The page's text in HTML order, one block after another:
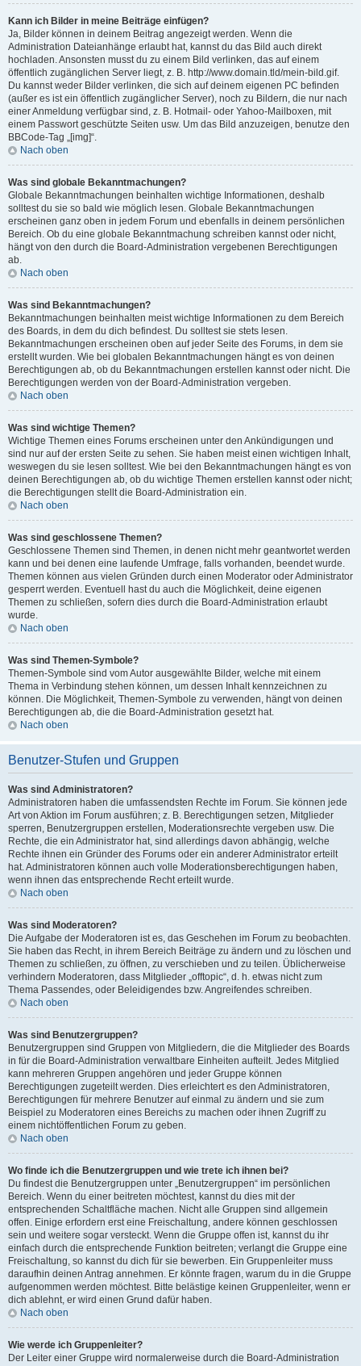
Kann ich Bilder in meine Beiträge einfügen?
Ja, Bilder können in deinem Beitrag angezeigt werden. Wenn die
Administration Dateianhänge erlaubt hat, kannst du das Bild auch direkt
hochladen. Ansonsten musst du zu einem Bild verlinken, das auf einem
öffentlich zugänglichen Server liegt, z. B. http://www.domain.tld/mein-bild.gif.
Du kannst weder Bilder verlinken, die sich auf deinem eigenen PC befinden
(außer es ist ein öffentlich zugänglicher Server), noch zu Bildern, die nur nach
einer Anmeldung verfügbar sind, z. B. Hotmail- oder Yahoo-Mailboxen, mit
einem Passwort geschützte Seiten usw. Um das Bild anzuzeigen, benutze den
BBCode-Tag „[img]“.
Nach oben
Was sind globale Bekanntmachungen?
Globale Bekanntmachungen beinhalten wichtige Informationen, deshalb
solltest du sie so bald wie möglich lesen. Globale Bekanntmachungen
erscheinen ganz oben in jedem Forum und ebenfalls in deinem persönlichen
Bereich. Ob du eine globale Bekanntmachung schreiben kannst oder nicht,
hängt von den durch die Board-Administration vergebenen Berechtigungen
ab.
Nach oben
Was sind Bekanntmachungen?
Bekanntmachungen beinhalten meist wichtige Informationen zu dem Bereich
des Boards, in dem du dich befindest. Du solltest sie stets lesen.
Bekanntmachungen erscheinen oben auf jeder Seite des Forums, in dem sie
erstellt wurden. Wie bei globalen Bekanntmachungen hängt es von deinen
Berechtigungen ab, ob du Bekanntmachungen erstellen kannst oder nicht. Die
Berechtigungen werden von der Board-Administration vergeben.
Nach oben
Was sind wichtige Themen?
Wichtige Themen eines Forums erscheinen unter den Ankündigungen und
sind nur auf der ersten Seite zu sehen. Sie haben meist einen wichtigen Inhalt,
weswegen du sie lesen solltest. Wie bei den Bekanntmachungen hängt es von
deinen Berechtigungen ab, ob du wichtige Themen erstellen kannst oder nicht;
die Berechtigungen stellt die Board-Administration ein.
Nach oben
Was sind geschlossene Themen?
Geschlossene Themen sind Themen, in denen nicht mehr geantwortet werden
kann und bei denen eine laufende Umfrage, falls vorhanden, beendet wurde.
Themen können aus vielen Gründen durch einen Moderator oder Administrator
gesperrt werden. Eventuell hast du auch die Möglichkeit, deine eigenen
Themen zu schließen, sofern dies durch die Board-Administration erlaubt
wurde.
Nach oben
Was sind Themen-Symbole?
Themen-Symbole sind vom Autor ausgewählte Bilder, welche mit einem
Thema in Verbindung stehen können, um dessen Inhalt kennzeichnen zu
können. Die Möglichkeit, Themen-Symbole zu verwenden, hängt von deinen
Berechtigungen ab, die die Board-Administration gesetzt hat.
Nach oben
Benutzer-Stufen und Gruppen
Was sind Administratoren?
Administratoren haben die umfassendsten Rechte im Forum. Sie können jede
Art von Aktion im Forum ausführen; z. B. Berechtigungen setzen, Mitglieder
sperren, Benutzergruppen erstellen, Moderationsrechte vergeben usw. Die
Rechte, die ein Administrator hat, sind allerdings davon abhängig, welche
Rechte ihnen ein Gründer des Forums oder ein anderer Administrator erteilt
hat. Administratoren können auch volle Moderationsberechtigungen haben,
wenn ihnen das entsprechende Recht erteilt wurde.
Nach oben
Was sind Moderatoren?
Die Aufgabe der Moderatoren ist es, das Geschehen im Forum zu beobachten.
Sie haben das Recht, in ihrem Bereich Beiträge zu ändern und zu löschen und
Themen zu schließen, zu öffnen, zu verschieben und zu teilen. Üblicherweise
verhindern Moderatoren, dass Mitglieder „offtopic“, d. h. etwas nicht zum
Thema Passendes, oder Beleidigendes bzw. Angreifendes schreiben.
Nach oben
Was sind Benutzergruppen?
Benutzergruppen sind Gruppen von Mitgliedern, die die Mitglieder des Boards
in für die Board-Administration verwaltbare Einheiten aufteilt. Jedes Mitglied
kann mehreren Gruppen angehören und jeder Gruppe können
Berechtigungen zugeteilt werden. Dies erleichtert es den Administratoren,
Berechtigungen für mehrere Benutzer auf einmal zu ändern und sie zum
Beispiel zu Moderatoren eines Bereichs zu machen oder ihnen Zugriff zu
einem nichtöffentlichen Forum zu geben.
Nach oben
Wo finde ich die Benutzergruppen und wie trete ich ihnen bei?
Du findest die Benutzergruppen unter „Benutzergruppen“ im persönlichen
Bereich. Wenn du einer beitreten möchtest, kannst du dies mit der
entsprechenden Schaltfläche machen. Nicht alle Gruppen sind allgemein
offen. Einige erfordern erst eine Freischaltung, andere können geschlossen
sein und weitere sogar versteckt. Wenn die Gruppe offen ist, kannst du ihr
einfach durch die entsprechende Funktion beitreten; verlangt die Gruppe eine
Freischaltung, so kannst du dich für sie bewerben. Ein Gruppenleiter muss
daraufhin deinen Antrag annehmen. Er könnte fragen, warum du in die Gruppe
aufgenommen werden möchtest. Bitte belästige keinen Gruppenleiter, wenn er
dich ablehnt, er wird einen Grund dafür haben.
Nach oben
Wie werde ich Gruppenleiter?
Der Leiter einer Gruppe wird normalerweise durch die Board-Administration